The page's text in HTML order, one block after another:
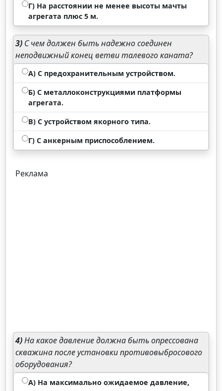
Г) На расстоянии не менее высоты мачты
агрегата плюс 5 м.
3) С чем должен быть надежно соединен
неподвижный конец ветви талевого каната?
А) С предохранительным устройством.
Б) С металлоконструкциями платформы
агрегата.
В) С устройством якорного типа.
Г) С анкерным приспособлением.
Реклама
4)На какое давление должна быть опрессована
скважина после установки противовыбросового
оборудования?
А) На максимально ожидаемое давление,